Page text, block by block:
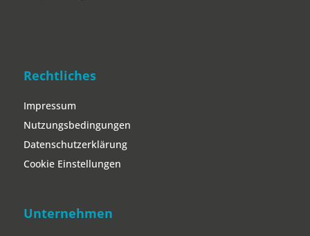
Rechtliches
Impressum
Nutzungsbedingungen
Datenschutzerklärung
Cookie Einstellungen
Unternehmen